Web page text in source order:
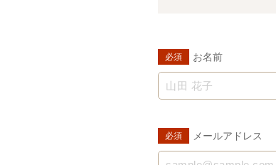
必須 お名前
必須 メールアドレス